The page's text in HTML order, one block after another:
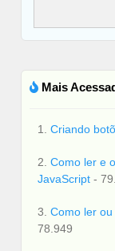
Mais
1. Criando
2. Como ler e
JavaScript -
3. Como ler
78.949